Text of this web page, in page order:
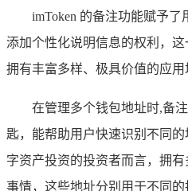
imToken 的备注功能赋予
添加个性化说明信息的权利，
拥有丰富多样、极具价值的应用
在管理多个钱包地址时,备
匙，能帮助用户快速识别不同
字资产投资的投资者而言，拥
事情，这些地址分别用于不同